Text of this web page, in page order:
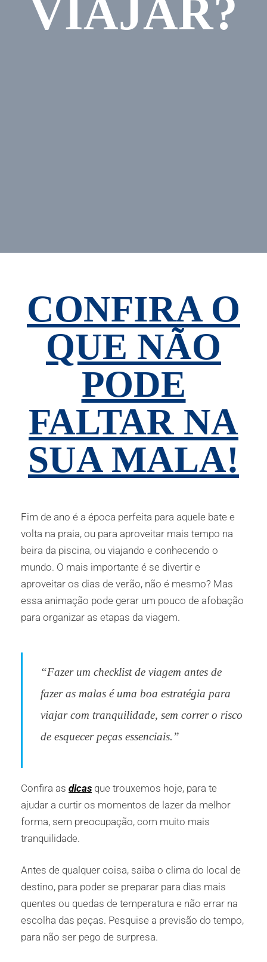
VIAJAR?
CONFIRA O
QUE NÃO
PODE
FALTAR NA
SUA MALA!
Fim de ano é a época perfeita para aquele bate e
volta na praia, ou para aproveitar mais tempo na
beira da piscina, ou viajando e conhecendo o
mundo. O mais importante é se divertir e
aproveitar os dias de verão, não é mesmo? Mas
essa animação pode gerar um pouco de afobação
para organizar as etapas da viagem.
“Fazer um checklist de viagem antes de
fazer as malas é uma boa estratégia para
viajar com tranquilidade, sem correr o risco
de esquecer peças essenciais.”
Confira as dicas que trouxemos hoje, para te
ajudar a curtir os momentos de lazer da melhor
forma, sem preocupação, com muito mais
tranquilidade.
Antes de qualquer coisa, saiba o clima do local de
destino, para poder se preparar para dias mais
quentes ou quedas de temperatura e não errar na
escolha das peças. Pesquise a previsão do tempo,
para não ser pego de surpresa.